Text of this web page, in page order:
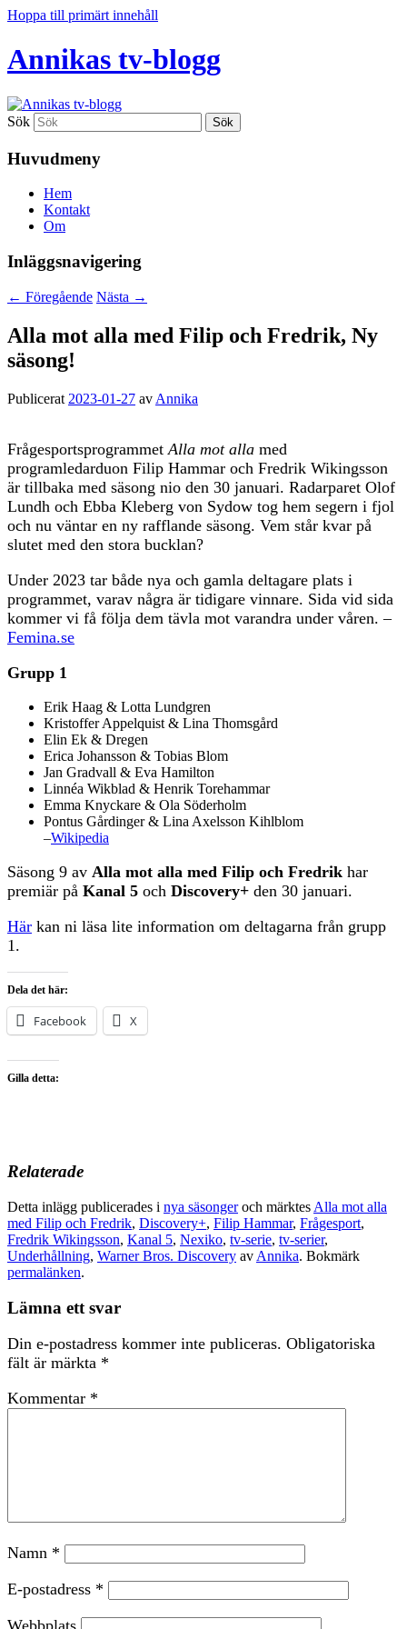
Hoppa till primärt innehåll
Annikas tv-blogg
Sök
Huvudmeny
Hem
Kontakt
Om
Inläggsnavigering
← Föregående Nästa →
Alla mot alla med Filip och Fredrik, Ny
säsong!
Publicerat 2023-01-27 av Annika
Frågesportsprogrammet Alla mot alla med
programledarduon Filip Hammar och Fredrik Wikingsson
är tillbaka med säsong nio den 30 januari. Radarparet Olof
Lundh och Ebba Kleberg von Sydow tog hem segern i fjol
och nu väntar en ny rafflande säsong. Vem står kvar på
slutet med den stora bucklan?
Under 2023 tar både nya och gamla deltagare plats i
programmet, varav några är tidigare vinnare. Sida vid sida
kommer vi få följa dem tävla mot varandra under våren. –
Femina.se
Grupp 1
Erik Haag & Lotta Lundgren
Kristoffer Appelquist & Lina Thomsgård
Elin Ek & Dregen
Erica Johansson & Tobias Blom
Jan Gradvall & Eva Hamilton
Linnéa Wikblad & Henrik Torehammar
Emma Knyckare & Ola Söderholm
Pontus Gårdinger & Lina Axelsson Kihlblom
–Wikipedia
Säsong 9 av Alla mot alla med Filip och Fredrik har
premiär på Kanal 5 och Discovery+ den 30 januari.
Här kan ni läsa lite information om deltagarna från grupp
1.
Dela det här:
Facebook X
Gilla detta:
Relaterade
Detta inlägg publicerades i nya säsongeroch märktes Alla mot alla
med Filip och Fredrik, Discovery+, Filip Hammar, Frågesport,
Fredrik Wikingsson, Kanal 5, Nexiko, tv-serie, tv-serier,
Underhållning, Warner Bros. Discovery av Annika. Bokmärk
permalänken.
Lämna ett svar
Din e-postadress kommer inte publiceras. Obligatoriska
fält är märkta *
Kommentar *
Namn *
E-postadress *